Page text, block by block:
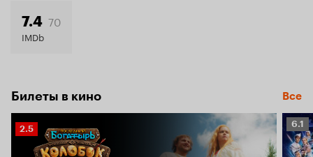
7.4 70
IMDb
Билеты в кино Все
Рейтинг
Кинопоиска
2.5
6.1
6.1